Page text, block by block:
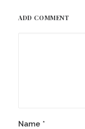
ADD COMMENT
Name *